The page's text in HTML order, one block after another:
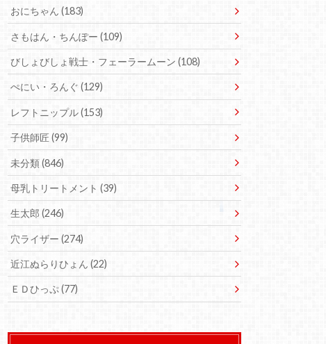
おにちゃん(183)
さもはん・ちんぽー(109)
びしょびしょ戦士・フェーラームーン(108)
ぺにい・ろんぐ(129)
レフトニップル(153)
子供師匠(99)
未分類(846)
母乳トリートメント(39)
生太郎(246)
穴ライザー(274)
近江ぬらりひょん(22)
ＥＤひっぷ(77)